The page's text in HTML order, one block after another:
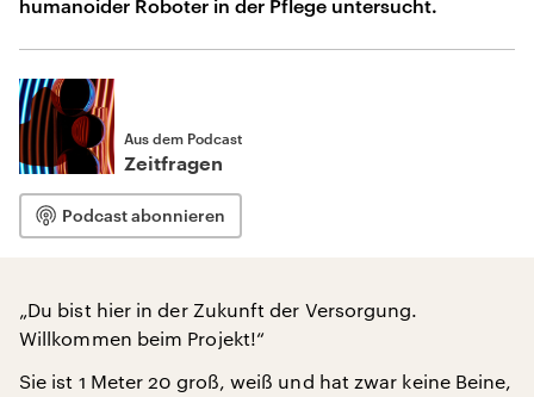
humanoider Roboter in der Pflege untersucht.
Aus dem Podcast
Zeitfragen
Podcast abonnieren
„Du bist hier in der Zukunft der Versorgung.
Willkommen beim Projekt!“
Sie ist 1 Meter 20 groß, weiß und hat zwar keine Beine,